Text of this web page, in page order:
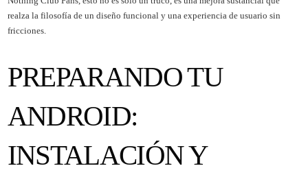
realza la filosofía de un diseño funcional y una experiencia de usuario sin
fricciones.
PREPARANDO TU
ANDROID:
INSTALACIÓN Y